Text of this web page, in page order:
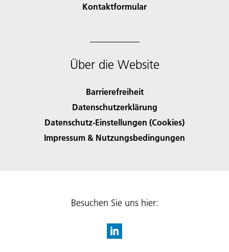
Kontaktformular
Über die Website
Barrierefreiheit
Datenschutzerklärung
Datenschutz-Einstellungen (Cookies)
Impressum & Nutzungsbedingungen
Besuchen Sie uns hier: